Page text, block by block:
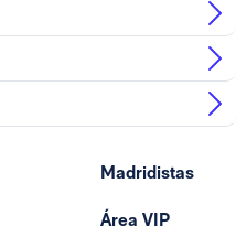
Madridistas
Área VIP